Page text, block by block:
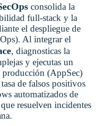
consolida la
full-stack y la
el despliegue de
Al integrar el
, diagnosticas la
y ejecutas un
producción (AppSec)
de falsos positivos
automatizados de
resuelven incidentes